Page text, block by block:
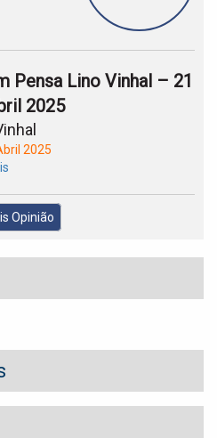
Pensa Lino Vinhal – 21
2025
2025
Opinião